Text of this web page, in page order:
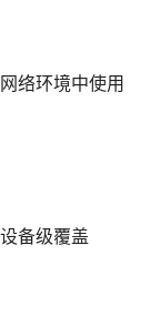
络环境中使用
备级覆盖